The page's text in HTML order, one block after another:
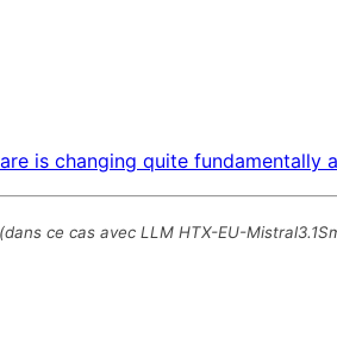
is changing quite fundamentally
ce cas avec LLM HTX-EU-